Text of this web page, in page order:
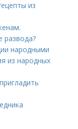
из
развода?
народными
из народных